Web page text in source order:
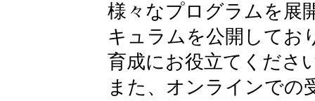
様々なプログラムを展
キュラムを公開してお
育成にお役立てくださ
また、オンラインでの